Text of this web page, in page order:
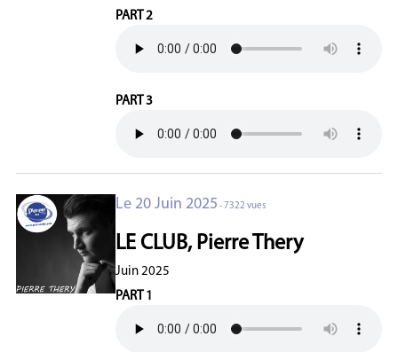
PART 2
PART 3
Le 20 Juin 2025 - 7322 vues
LE CLUB, Pierre Thery
Juin 2025
PART 1